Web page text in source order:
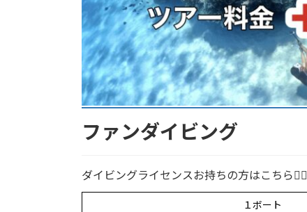
ファンダイビング
ダイビングライセンスお持ちの方はこちら🧜‍♀️
１ボート